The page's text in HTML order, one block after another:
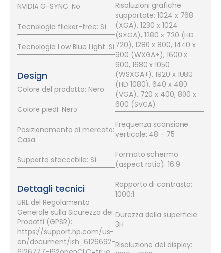
NVIDIA G-SYNC: No
Tecnologia flicker-free: Sì
Tecnologia Low Blue Light: Sì
Design
Colore del prodotto: Nero
Colore piedi: Nero
Posizionamento di mercato:
Casa
Supporto staccabile: Sì
Dettagli tecnici
URL del Regolamento
Generale sulla Sicurezza dei
Prodotti (GPSR):
https://support.hp.com/us-
en/document/ish_6126692-
Risoluzioni grafiche
supportate: 1024 x 768
(XGA), 1280 x 1024
(SXGA), 1280 x 720 (HD
720), 1280 x 800, 1440 x
900 (WXGA+), 1600 x
900, 1680 x 1050
(WSXGA+), 1920 x 1080
(HD 1080), 640 x 480
(VGA), 720 x 400, 800 x
600 (SVGA)
Frequenza scansione
verticale: 48 - 75
Formato schermo
(aspect ratio): 16:9
Rapporto di contrasto:
1000:1
Durezza della superficie:
3H
Risoluzione del display: